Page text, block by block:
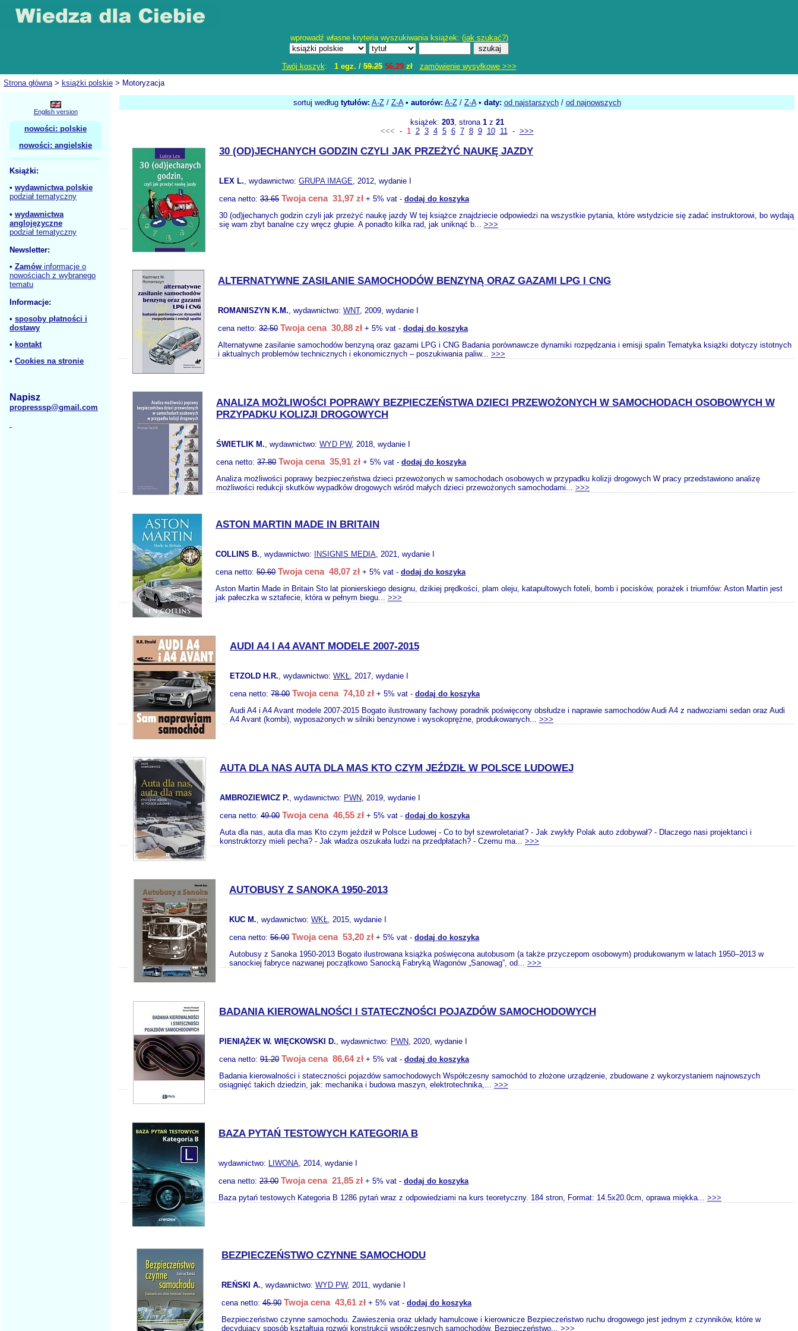
wprowadź własne kryteria wyszukiwania książek: (jak szukać?)
Twój koszyk: 1 egz. /59.25 56,29zł
zamówienie wysyłkowe >>>
Strona główna> książki polskie > Motoryzacja
English version
nowości: polskie
nowości: angielskie
Książki:
• wydawnictwa polskie
podział tematyczny
• wydawnictwa
anglojęzyczne
podział tematyczny
Newsletter:
• Zamów informacje o
nowościach z wybranego
tematu
Informacje:
• sposoby płatności i
dostawy
• kontakt
• Cookies na stronie
Napisz
propresssp@gmail.com
sortuj według tytułów: A-Z/ Z-A• autorów: A-Z/ Z-A• daty: od najstarszych/ od najnowszych
książek: 203, strona 1z 21
<<< - 1 2 3 4 5 6 7 8 9 10 11- >>>
30 (OD)JECHANYCH GODZIN CZYLI JAK PRZEŻYĆ NAUKĘ JAZDY
LEX L., wydawnictwo: GRUPA IMAGE, 2012, wydanie I
cena netto: 33.65 Twoja cena 31,97 zł + 5% vat - dodaj do koszyka
30 (od)jechanych godzin czyli jak przeżyć naukę jazdy W tej książce znajdziecie odpowiedzi na wszystkie pytania, które wstydzicie się zadać instruktorowi, bo wydają
się wam zbyt banalne czy wręcz głupie. A ponadto kilka rad, jak uniknąć b... >>>
ALTERNATYWNE ZASILANIE SAMOCHODÓW BENZYNĄ ORAZ GAZAMI LPG I CNG
ROMANISZYN K.M., wydawnictwo: WNT, 2009, wydanie I
cena netto: 32.50 Twoja cena 30,88 zł + 5% vat - dodaj do koszyka
Alternatywne zasilanie samochodów benzyną oraz gazami LPG i CNG Badania porównawcze dynamiki rozpędzania i emisji spalin Tematyka książki dotyczy istotnych
i aktualnych problemów technicznych i ekonomicznych – poszukiwania paliw... >>>
ANALIZA MOŻLIWOŚCI POPRAWY BEZPIECZEŃSTWA DZIECI PRZEWOŻONYCH W SAMOCHODACH OSOBOWYCH W
PRZYPADKU KOLIZJI DROGOWYCH
ŚWIETLIK M., wydawnictwo: WYD PW, 2018, wydanie I
cena netto: 37.80 Twoja cena 35,91 zł + 5% vat - dodaj do koszyka
Analiza możliwości poprawy bezpieczeństwa dzieci przewożonych w samochodach osobowych w przypadku kolizji drogowych W pracy przedstawiono analizę
możliwości redukcji skutków wypadków drogowych wśród małych dzieci przewożonych samochodami... >>>
ASTON MARTIN MADE IN BRITAIN
COLLINS B., wydawnictwo: INSIGNIS MEDIA, 2021, wydanie I
cena netto: 50.60 Twoja cena 48,07 zł + 5% vat - dodaj do koszyka
Aston Martin Made in Britain Sto lat pionierskiego designu, dzikiej prędkości, plam oleju, katapultowych foteli, bomb i pocisków, porażek i triumfów: Aston Martin jest
jak pałeczka w sztafecie, która w pełnym biegu... >>>
AUDI A4 I A4 AVANT MODELE 2007-2015
ETZOLD H.R., wydawnictwo: WKŁ, 2017, wydanie I
cena netto: 78.00 Twoja cena 74,10 zł + 5% vat - dodaj do koszyka
Audi A4 i A4 Avant modele 2007-2015 Bogato ilustrowany fachowy poradnik poświęcony obsłudze i naprawie samochodów Audi A4 z nadwoziami sedan oraz Audi
A4 Avant (kombi), wyposażonych w silniki benzynowe i wysokoprężne, produkowanych... >>>
AUTA DLA NAS AUTA DLA MAS KTO CZYM JEŹDZIŁ W POLSCE LUDOWEJ
AMBROZIEWICZ P., wydawnictwo: PWN, 2019, wydanie I
cena netto: 49.00 Twoja cena 46,55 zł + 5% vat - dodaj do koszyka
Auta dla nas, auta dla mas Kto czym jeździł w Polsce Ludowej - Co to był szewroletariat? - Jak zwykły Polak auto zdobywał? - Dlaczego nasi projektanci i
konstruktorzy mieli pecha? - Jak władza oszukała ludzi na przedpłatach? - Czemu ma... >>>
AUTOBUSY Z SANOKA 1950-2013
KUC M., wydawnictwo: WKŁ, 2015, wydanie I
cena netto: 56.00 Twoja cena 53,20 zł + 5% vat - dodaj do koszyka
Autobusy z Sanoka 1950-2013 Bogato ilustrowana książka poświęcona autobusom (a także przyczepom osobowym) produkowanym w latach 1950–2013 w
sanockiej fabryce nazwanej początkowo Sanocką Fabryką Wagonów „Sanowag”, od... >>>
BADANIA KIEROWALNOŚCI I STATECZNOŚCI POJAZDÓW SAMOCHODOWYCH
PIENIĄŻEK W. WIĘCKOWSKI D., wydawnictwo: PWN, 2020, wydanie I
cena netto: 91.20 Twoja cena 86,64 zł + 5% vat - dodaj do koszyka
Badania kierowalności i stateczności pojazdów samochodowych Współczesny samochód to złożone urządzenie, zbudowane z wykorzystaniem najnowszych
osiągnięć takich dziedzin, jak: mechanika i budowa maszyn, elektrotechnika,... >>>
BAZA PYTAŃ TESTOWYCH KATEGORIA B
wydawnictwo: LIWONA, 2014, wydanie I
cena netto: 23.00 Twoja cena 21,85 zł + 5% vat - dodaj do koszyka
Baza pytań testowych Kategoria B 1286 pytań wraz z odpowiedziami na kurs teoretyczny. 184 stron, Format: 14.5x20.0cm, oprawa miękka... >>>
BEZPIECZEŃSTWO CZYNNE SAMOCHODU
REŃSKI A., wydawnictwo: WYD PW, 2011, wydanie I
cena netto: 45.90 Twoja cena 43,61 zł + 5% vat - dodaj do koszyka
Bezpieczeństwo czynne samochodu. Zawieszenia oraz układy hamulcowe i kierownicze Bezpieczeństwo ruchu drogowego jest jednym z czynników, które w
decydujący sposób kształtują rozwój konstrukcji współczesnych samochodów. Bezpieczeństwo... >>>